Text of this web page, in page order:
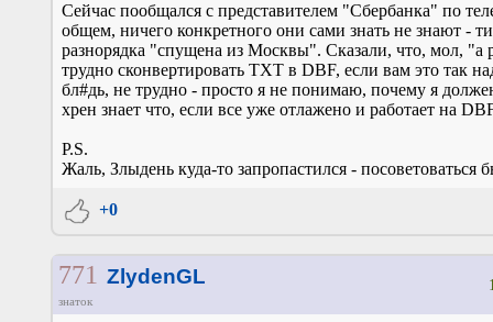
Сейчас пообщался с представителем "Сбербанка" по
общем, ничего конкретного они сами знать не знают -
разнорядка "спущена из Москвы". Сказали, что, мол, "а
трудно сконвертировать TXT в DBF, если вам это так
бл#дь, не трудно - просто я не понимаю, почему я
хрен знает что, если все уже отлажено и работает на
P.S.
Жаль, Злыдень куда-то запропастился - посоветоваться
+0
771 ZlydenGL
знаток